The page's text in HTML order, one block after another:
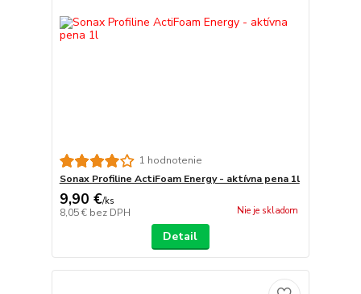
1 hodnotenie
Sonax Profiline ActiFoam Energy - aktívna pena 1l
9,90 €/ks
8,05 € bez DPH Nie je skladom
Detail